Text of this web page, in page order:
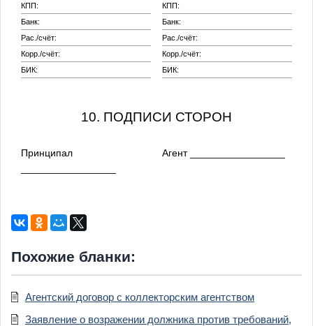
КПП:
Банк:
Рас./счёт:
Корр./счёт:
БИК:
КПП:
Банк:
Рас./счёт:
Корр./счёт:
БИК:
10. ПОДПИСИ СТОРОН
Принципал
Агент _________________
Похожие бланки:
Агентский договор с коллекторским агентством
Заявление о возражении должника против требований,